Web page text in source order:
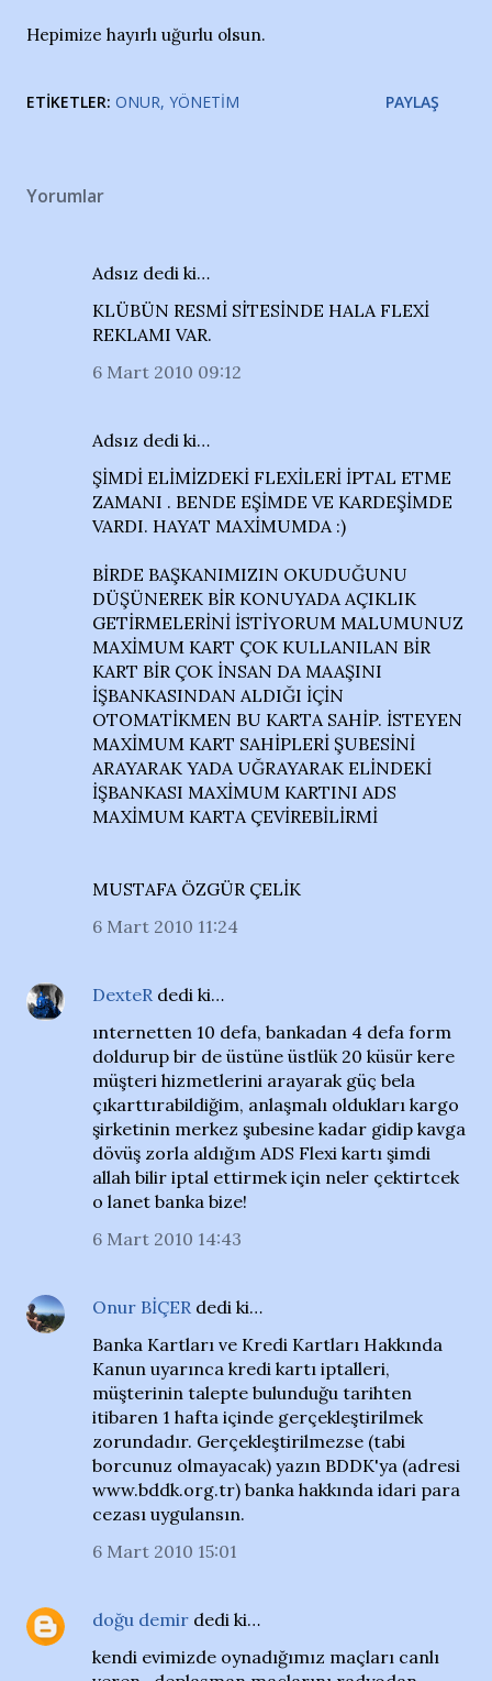
Hepimize hayırlı uğurlu olsun.
ETIKETLER: ONUR YÖNETIM PAYLAŞ
Yorumlar
Adsız dedi ki…
KLÜBÜN RESMİ SİTESİNDE HALA FLEXİ
REKLAMI VAR.
6 Mart 2010 09:12
Adsız dedi ki…
ŞİMDİ ELİMİZDEKİ FLEXİLERİ İPTAL ETME
ZAMANI . BENDE EŞİMDE VE KARDEŞİMDE
VARDI. HAYAT MAXİMUMDA :)
BİRDE BAŞKANIMIZIN OKUDUĞUNU
DÜŞÜNEREK BİR KONUYADA AÇIKLIK
GETİRMELERİNİ İSTİYORUM MALUMUNUZ
MAXİMUM KART ÇOK KULLANILAN BİR
KART BİR ÇOK İNSAN DA MAAŞINI
İŞBANKASINDAN ALDIĞI İÇİN
OTOMATİKMEN BU KARTA SAHİP. İSTEYEN
MAXİMUM KART SAHİPLERİ ŞUBESİNİ
ARAYARAK YADA UĞRAYARAK ELİNDEKİ
İŞBANKASI MAXİMUM KARTINI ADS
MAXİMUM KARTA ÇEVİREBİLİRMİ
MUSTAFA ÖZGÜR ÇELİK
6 Mart 2010 11:24
DexteR dedi ki…
ınternetten 10 defa, bankadan 4 defa form
doldurup bir de üstüne üstlük 20 küsür kere
müşteri hizmetlerini arayarak güç bela
çıkarttırabildiğim, anlaşmalı oldukları kargo
şirketinin merkez şubesine kadar gidip kavga
dövüş zorla aldığım ADS Flexi kartı şimdi
allah bilir iptal ettirmek için neler çektirtcek
o lanet banka bize!
6 Mart 2010 14:43
Onur BİÇER dedi ki…
Banka Kartları ve Kredi Kartları Hakkında
Kanun uyarınca kredi kartı iptalleri,
müşterinin talepte bulunduğu tarihten
itibaren 1 hafta içinde gerçekleştirilmek
zorundadır. Gerçekleştirilmezse (tabi
borcunuz olmayacak) yazın BDDK'ya (adresi
www.bddk.org.tr) banka hakkında idari para
cezası uygulansın.
6 Mart 2010 15:01
doğu demir dedi ki…
kendi evimizde oynadığımız maçları canlı